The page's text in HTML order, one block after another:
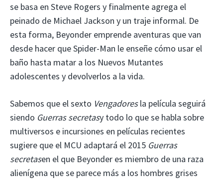
se basa en Steve Rogers y finalmente agrega el
peinado de Michael Jackson y un traje informal. De
esta forma, Beyonder emprende aventuras que van
desde hacer que Spider-Man le enseñe cómo usar el
baño hasta matar a los Nuevos Mutantes
adolescentes y devolverlos a la vida.
Sabemos que el sexto Vengadoresla película seguirá
siendo Guerras secretasy todo lo que se habla sobre
multiversos e incursiones en películas recientes
sugiere que el MCU adaptará el 2015 Guerras
secretasen el que Beyonder es miembro de una raza
alienígena que se parece más a los hombres grises